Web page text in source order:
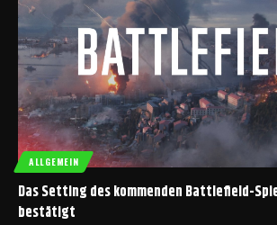
ALLGEMEIN
Das Setting des kommenden Battlefield-
bestätigt